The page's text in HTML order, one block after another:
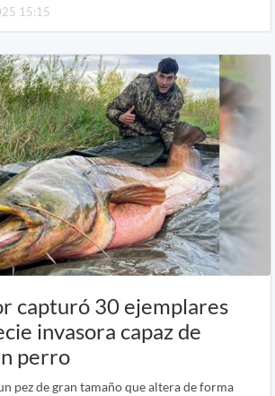
15:15
capturó 30 ejemplares
invasora capaz de
perro
pez de gran tamaño que altera de forma